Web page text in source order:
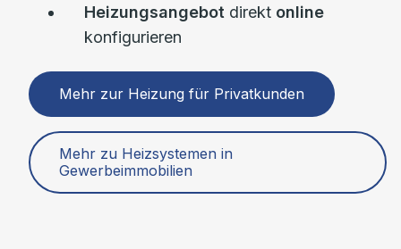
Heizungsangebot direkt online
konfigurieren
Mehr zur Heizung für Privatkunden
Mehr zu Heizsystemen in
Gewerbeimmobilien